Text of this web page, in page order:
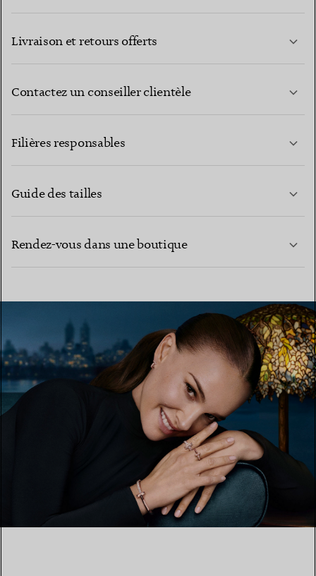
Livraison et retours offerts
Contactez un conseiller clientèle
Filières responsables
Guide des tailles
Rendez-vous dans une boutique
TROUVEZ LA BOUTIQUE LA PLUS PROCHE